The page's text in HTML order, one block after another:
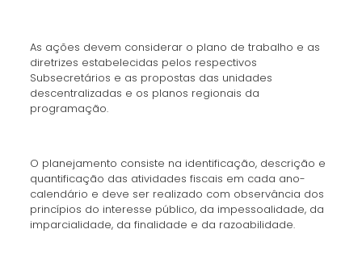
As ações devem considerar o plano de trabalho e as
diretrizes estabelecidas pelos respectivos
Subsecretários e as propostas das unidades
descentralizadas e os planos regionais da
programação.
O planejamento consiste na identificação, descrição e
quantificação das atividades fiscais em cada ano-
calendário e deve ser realizado com observância dos
princípios do interesse público, da impessoalidade, da
imparcialidade, da finalidade e da razoabilidade.